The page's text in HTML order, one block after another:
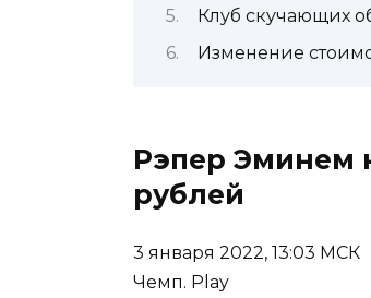
Клуб скучающих
Изменение
Рэпер Эминем
рублей
3 января 2022, 13:03 МСК
Чемп. Play